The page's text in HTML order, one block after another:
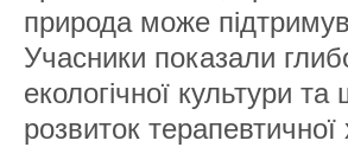
природа може
Учасники показали
екологічної культури
розвиток